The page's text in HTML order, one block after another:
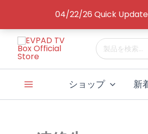
04/22/26 Quick
テ
へ
キ
検
索
ショップ 新